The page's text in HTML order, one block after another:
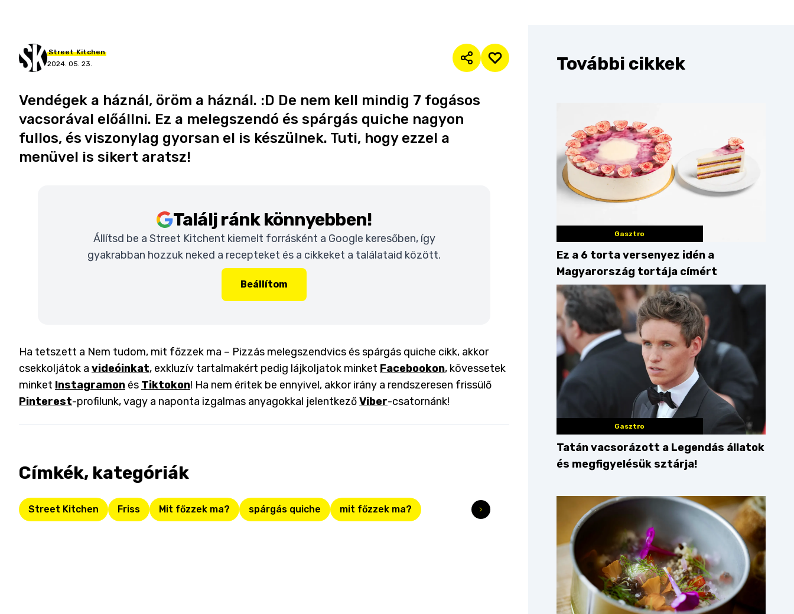
Street Kitchen
2024. 05. 23.
Vendégek a háznál, öröm a háznál. :D De nem kell mindig 7 fogásos
vacsorával előállni. Ez a melegszendó és spárgás quiche nagyon
fullos, és viszonylag gyorsan el is készülnek. Tuti, hogy ezzel a
menüvel is sikert aratsz!
Találj ránk könnyebben!
Állítsd be a Street Kitchent kiemelt forrásként a Google keresőben, így
gyakrabban hozzuk neked a recepteket és a cikkeket a találataid között.
Beállítom
Ha tetszett a Nem tudom, mit főzzek ma – Pizzás melegszendvics és spárgás quiche cikk, akkor
csekkoljátok a videóinkat, exkluzív tartalmakért pedig lájkoljatok minket Facebookon, kövessetek
minket Instagramon és Tiktokon! Ha nem éritek be ennyivel, akkor irány a rendszeresen frissülő
Pinterest-profilunk, vagy a naponta izgalmas anyagokkal jelentkezőViber-csatornánk!
Címkék, kategóriák
Street Kitchen Friss Mit főzzek ma? spárgás quiche mit főzzek ma?
További cikkek
Gasztro
Ez a 6 torta versenyez idén a
Magyarország tortája címért
Gasztro
Tatán vacsorázott a Legendás állatok
és megfigyelésük sztárja!